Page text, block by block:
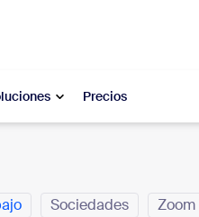
Precios
Lo
Sociedades